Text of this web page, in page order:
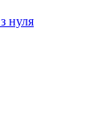
нуля